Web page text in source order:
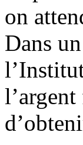
on
Dans